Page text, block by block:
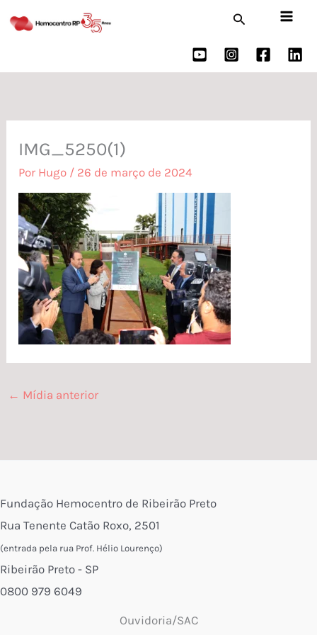
para
conteúdo
Pesquisar
IMG_5250(1)
Por Hugo / 26 de março de 2024
← Mídia anterior
Fundação Hemocentro de Ribeirão Preto
Rua Tenente Catão Roxo, 2501
(entrada pela rua Prof. Hélio Lourenço)
Ribeirão Preto - SP
0800 979 6049
Ouvidoria/SAC